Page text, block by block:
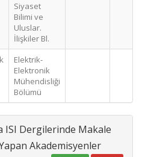
Siyaset
Bilimi ve
Uluslar.
İlişkiler Bl.
Elektrik-
Elektronik
Mühendisliği
Bölümü
ISI Dergilerinde Makale
Akademisyenler